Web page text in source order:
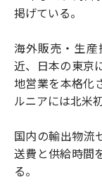
掲げている。
海外販売・生
近、日本の東京
地営業を本格化
ルニアには北米
国内の輸出物流
送費と供給時間
る。